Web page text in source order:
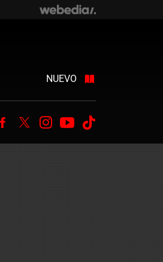
NUEVO
Facebook
TwitterInstagram
Youtube